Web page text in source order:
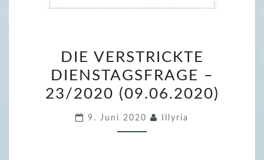
I
E
V
R
DIE VERSTRICKTE
DIENSTAGSFRAGE –
23/2020 (09.06.2020)
9. Juni 2020 Illyria